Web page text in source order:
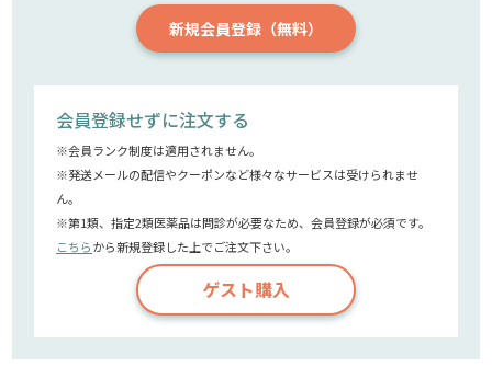
新規会員登録（無料）
会員登録せずに注文する
※会員ランク制度は適用されません。
※発送メールの配信やクーポンなど様々なサービスは受けられませ
ん。
※第1類、指定2類医薬品は問診が必要なため、会員登録が必須です。
こちらから新規登録した上でご注文下さい。
ゲスト購入